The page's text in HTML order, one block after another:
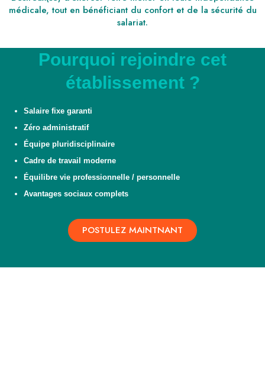
médicale, tout en bénéficiant du confort et de la sécurité du
salariat.
Pourquoi rejoindre cet
établissement ?
Salaire fixe garanti
Zéro administratif
Équipe pluridisciplinaire
Cadre de travail moderne
Équilibre vie professionnelle / personnelle
Avantages sociaux complets
POSTULEZ MAINTNANT